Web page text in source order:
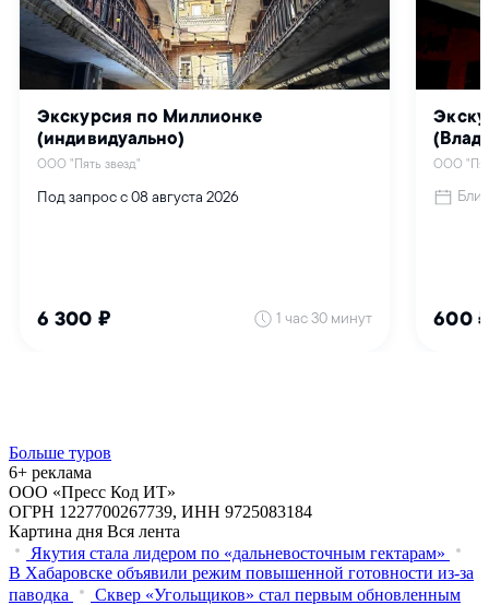
Больше туров
6+ реклама
ООО «Пресс Код ИТ»
ОГРН 1227700267739, ИНН 9725083184
Картина дня Вся лента
Якутия стала лидером по «дальневосточным гектарам»
В Хабаровске объявили режим повышенной готовности из‑за
паводка
Сквер «Угольщиков» стал первым обновленным